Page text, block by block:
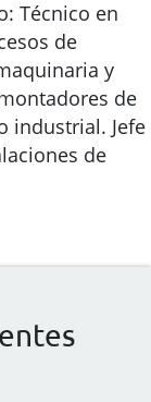
Técnico en
de
y
de
industrial. Jefe
de